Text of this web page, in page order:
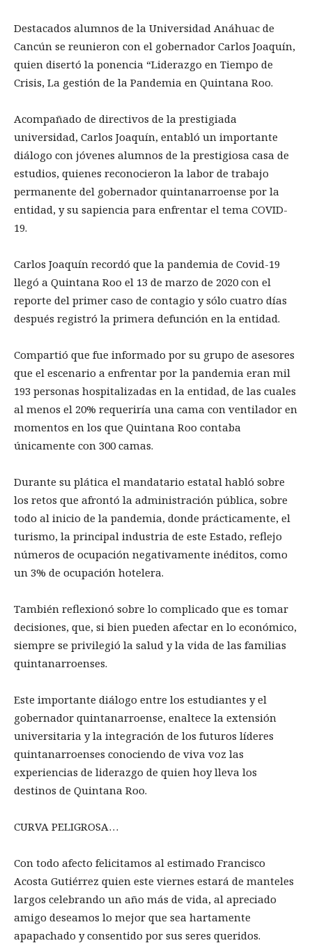
Destacados alumnos de la Universidad Anáhuac de
Cancún se reunieron con el gobernador Carlos Joaquín,
quien disertó la ponencia “Liderazgo en Tiempo de
Crisis, La gestión de la Pandemia en Quintana Roo.
Acompañado de directivos de la prestigiada
universidad, Carlos Joaquín, entabló un importante
diálogo con jóvenes alumnos de la prestigiosa casa de
estudios, quienes reconocieron la labor de trabajo
permanente del gobernador quintanarroense por la
entidad, y su sapiencia para enfrentar el tema COVID-
19.
Carlos Joaquín recordó que la pandemia de Covid-19
llegó a Quintana Roo el 13 de marzo de 2020 con el
reporte del primer caso de contagio y sólo cuatro días
después registró la primera defunción en la entidad.
Compartió que fue informado por su grupo de asesores
que el escenario a enfrentar por la pandemia eran mil
193 personas hospitalizadas en la entidad, de las cuales
al menos el 20% requeriría una cama con ventilador en
momentos en los que Quintana Roo contaba
únicamente con 300 camas.
Durante su plática el mandatario estatal habló sobre
los retos que afrontó la administración pública, sobre
todo al inicio de la pandemia, donde prácticamente, el
turismo, la principal industria de este Estado, reflejo
números de ocupación negativamente inéditos, como
un 3% de ocupación hotelera.
También reflexionó sobre lo complicado que es tomar
decisiones, que, si bien pueden afectar en lo económico,
siempre se privilegió la salud y la vida de las familias
quintanarroenses.
Este importante diálogo entre los estudiantes y el
gobernador quintanarroense, enaltece la extensión
universitaria y la integración de los futuros líderes
quintanarroenses conociendo de viva voz las
experiencias de liderazgo de quien hoy lleva los
destinos de Quintana Roo.
CURVA PELIGROSA…
Con todo afecto felicitamos al estimado Francisco
Acosta Gutiérrez quien este viernes estará de manteles
largos celebrando un año más de vida, al apreciado
amigo deseamos lo mejor que sea hartamente
apapachado y consentido por sus seres queridos.